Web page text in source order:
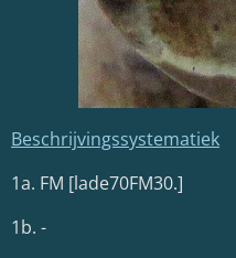
Beschrijvingssystematiek
1a. FM [lade70FM30.]
1b. -